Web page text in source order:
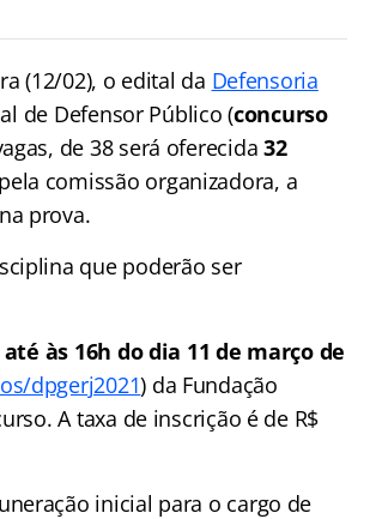
(12/02), o edital da Defensoria
de Defensor Público (concurso
de 38 será oferecida 32
comissão organizadora, a
prova.
que poderão ser
até às 16h do dia 11 de março de
dpgerj2021) da Fundação
A taxa de inscrição é de R$
inicial para o cargo de